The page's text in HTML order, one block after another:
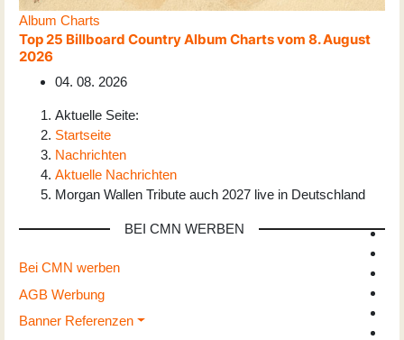
Album Charts
Top 25 Billboard Country Album Charts vom 8. August
2026
04. 08. 2026
Aktuelle Seite:
Startseite
Nachrichten
Aktuelle Nachrichten
Morgan Wallen Tribute auch 2027 live in Deutschland
BEI CMN WERBEN
Bei CMN werben
AGB Werbung
Banner Referenzen